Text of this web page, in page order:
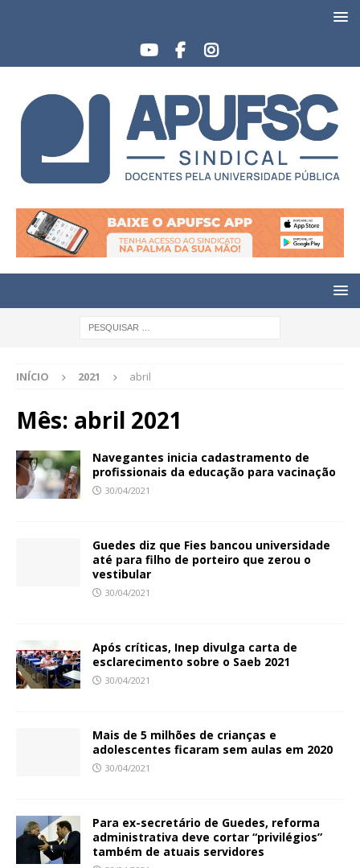
INÍCIO 2021 abril
Mês: abril 2021
Navegantes inicia cadastramento de
profissionais da educação para vacinação
30/04/2021
Guedes diz que Fies bancou universidade
até para filho de porteiro que zerou o
vestibular
30/04/2021
Após críticas, Inep divulga carta de
esclarecimento sobre o Saeb 2021
30/04/2021
Mais de 5 milhões de crianças e
adolescentes ficaram sem aulas em 2020
30/04/2021
Para ex-secretário de Guedes, reforma
administrativa deve cortar “privilégios”
também de atuais servidores